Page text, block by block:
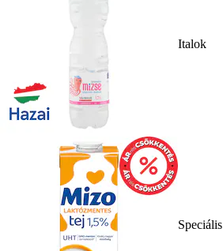
Italok
Speciális